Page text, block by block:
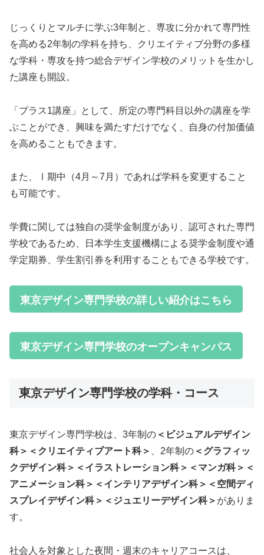
じっくりとマルチに学ぶ3年制と、専攻に分かれて専門性
を高める2年制の学科を持ち、クリエイティブ分野の多様
な学科・専攻を持つ総合デザイン学校のメリットを生かし
た講座も開設。
「プラス1講座」として、所定の専門科目以外の講座を学
ぶことができ、興味を満たすだけでなく、自身の付加価値
を高めることもできます。
また、Ⅰ期中（4月～7月）であれば学科を変更すること
も可能です。
学費に関しては独自の奨学金制度があり、認可された専門
学校であるため、日本学生支援機構による奨学金制度や通
学定期券、学生割引券を利用することもできる学校です。
東京デザイン専門学校の詳しい紹介はこちら
東京デザイン専門学校のオープンキャンパス
東京デザイン専門学校の学科・コース
東京デザイン専門学校は、3年制の ＜ビジュアルデザイン
科＞＜クリエイティブアート科＞
、2年制の ＜グラフィッ
クデザイン科＞＜イラストレーション科＞＜マンガ科＞＜
アニメーション科＞＜インテリアデザイン科＞＜空間ディ
スプレイデザイン科＞＜ジュエリーデザイン科＞ がありま
す。
社会人を対象とした夜間・週末のキャリアコースは、